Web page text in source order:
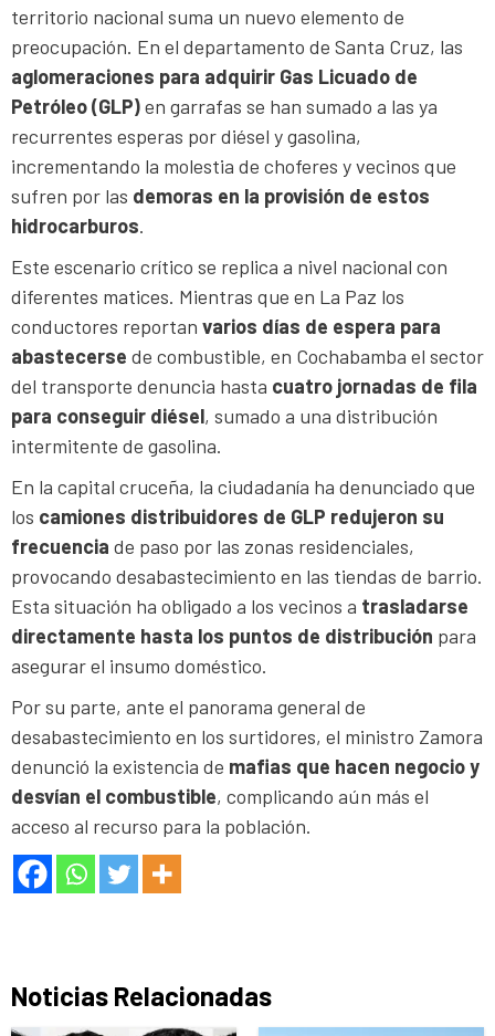
territorio nacional suma un nuevo elemento de
preocupación. En el departamento de Santa Cruz, las
aglomeraciones para adquirir Gas Licuado de
Petróleo (GLP)en garrafas se han sumado a las ya
recurrentes esperas por diésel y gasolina,
incrementando la molestia de choferes y vecinos que
sufren por las demoras en la provisión de estos
hidrocarburos.
Este escenario crítico se replica a nivel nacional con
diferentes matices. Mientras que en La Paz los
conductores reportan varios días de espera para
abastecerse de combustible, en Cochabamba el sector
del transporte denuncia hasta cuatro jornadas de fila
para conseguir diésel, sumado a una distribución
intermitente de gasolina.
En la capital cruceña, la ciudadanía ha denunciado que
los camiones distribuidores de GLP redujeron su
frecuencia de paso por las zonas residenciales,
provocando desabastecimiento en las tiendas de barrio.
Esta situación ha obligado a los vecinos a trasladarse
directamente hasta los puntos de distribución para
asegurar el insumo doméstico.
Por su parte, ante el panorama general de
desabastecimiento en los surtidores, el ministro Zamora
denunció la existencia de mafias que hacen negocio y
desvían el combustible, complicando aún más el
acceso al recurso para la población.
Noticias Relacionadas